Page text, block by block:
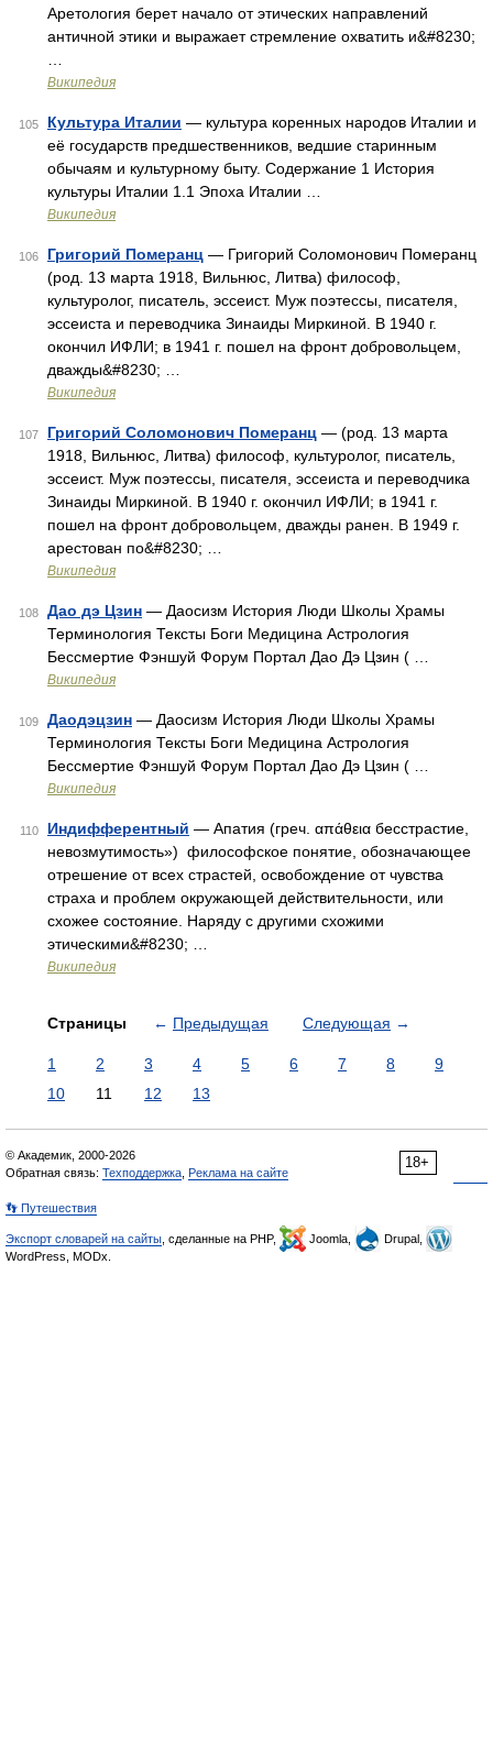
Аретология берет начало от этических направлений
античной этики и выражает стремление охватить и&#8230;
Википедия
105 Культура Италии — культура коренных народов Италии и
её государств предшественников, ведшие старинным
обычаям и культурному быту. Содержание 1 История
культуры Италии 1.1 Эпоха Италии …
Википедия
106 Григорий Померанц — Григорий Соломонович Померанц
(род. 13 марта 1918, Вильнюс, Литва) философ,
культуролог, писатель, эссеист. Муж поэтессы, писателя,
эссеиста и переводчика Зинаиды Миркиной. В 1940 г.
окончил ИФЛИ; в 1941 г. пошел на фронт добровольцем,
дважды&#8230; …
Википедия
107 Григорий Соломонович Померанц — (род. 13 марта
1918, Вильнюс, Литва) философ, культуролог, писатель,
эссеист. Муж поэтессы, писателя, эссеиста и переводчика
Зинаиды Миркиной. В 1940 г. окончил ИФЛИ; в 1941 г.
пошел на фронт добровольцем, дважды ранен. В 1949 г.
арестован по&#8230; …
Википедия
108 Дао дэ Цзин — Даосизм История Люди Школы Храмы
Терминология Тексты Боги Медицина Астрология
Бессмертие Фэншуй Форум Портал Дао Дэ Цзин ( …
Википедия
109 Даодэцзин — Даосизм История Люди Школы Храмы
Терминология Тексты Боги Медицина Астрология
Бессмертие Фэншуй Форум Портал Дао Дэ Цзин ( …
Википедия
110 Индифферентный — Апатия (греч. απάθεια бесстрастие,
невозмутимость») философское понятие, обозначающее
отрешение от всех страстей, освобождение от чувства
страха и проблем окружающей действительности, или
схожее состояние. Наряду с другими схожими
этическими&#8230; …
Википедия
Страницы ← Предыдущая Следующая →
1 2 3 4 5 6 7 8
9
10
11 12 13
18+
© Академик, 2000-2026
Обратная связь: Техподдержка Реклама на сайте
👣 Путешествия
Экспорт словарей на сайты , сделанные на PHP, Joomla,
Drupal,
WordPress, MODx.